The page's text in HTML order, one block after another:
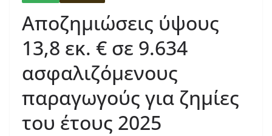
Αποζημιώσεις ύψους
13,8 εκ. € σε 9.634
ασφαλιζόμενους
παραγωγούς για ζημίες
του έτους 2025